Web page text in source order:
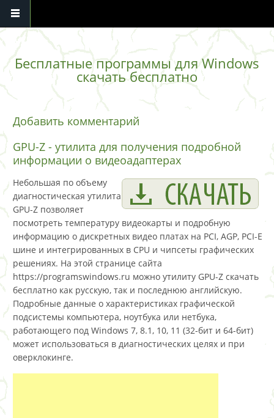
Перейти к основному содержанию
Бесплатные программы для Windows
скачать бесплатно
Добавить комментарий
GPU-Z - утилита для получения подробной
информации о видеоадаптерах
Небольшая по объему
диагностическая утилита
GPU-Z позволяет
посмотреть температуру видеокарты и подробную
информацию о дискретных видео платах на PCI, AGP, PCI-E
шине и интегрированных в CPU и чипсеты графических
решениях. На этой странице сайта
https://programswindows.ru можно утилиту GPU-Z скачать
бесплатно как русскую, так и последнюю английскую.
Подробные данные о характеристиках графической
подсистемы компьютера, ноутбука или нетбука,
работающего под Windows 7, 8.1, 10, 11 (32-бит и 64-бит)
может использоваться в диагностических целях и при
оверклокинге.